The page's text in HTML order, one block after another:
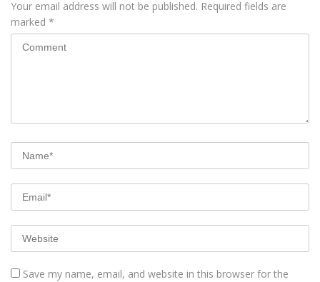
Your email address will not be published. Required fields are
marked *
Save my name, email, and website in this browser for the